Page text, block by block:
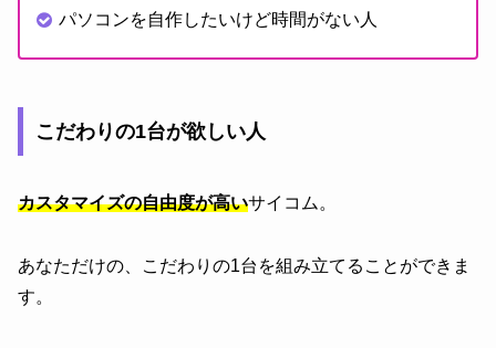
パソコンを自作したいけど時間がない人
こだわりの1台が欲しい人
カスタマイズの自由度が高いサイコム。
あなただけの、こだわりの1台を組み立てることができま
す。